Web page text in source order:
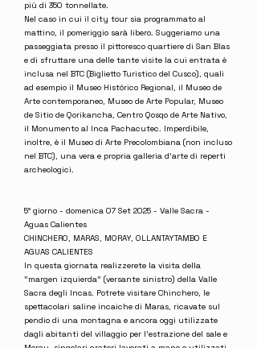
più di 350 tonnellate.
Nel caso in cui il city tour sia programmato al
mattino, il pomeriggio sarà libero. Suggeriamo una
passeggiata presso il pittoresco quartiere di San Blas
e di sfruttare una delle tante visite la cui entrata è
inclusa nel BTC (Biglietto Turistico del Cusco), quali
ad esempio il Museo Histórico Regional, il Museo de
Arte contemporaneo, Museo de Arte Popular, Museo
de Sitio de Qorikancha, Centro Qosqo de Arte Nativo,
il Monumento al Inca Pachacutec. Imperdibile,
inoltre, è il Museo di Arte Precolombiana (non incluso
nel BTC), una vera e propria galleria d'arte di reperti
archeologici.
5° giorno - domenica 07 Set 2025 - Valle Sacra -
Aguas Calientes
CHINCHERO, MARAS, MORAY, OLLANTAYTAMBO E
AGUAS CALIENTES
In questa giornata realizzerete la visita della
"margen izquierda" (versante sinistro) della Valle
Sacra degli Incas. Potrete visitare Chinchero, le
spettacolari saline incaiche di Maras, ricavate sul
pendio di una montagna e ancora oggi utilizzate
dagli abitanti del villaggio per l'estrazione del sale e